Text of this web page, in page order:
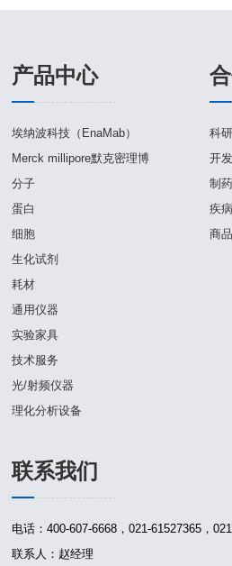
纯化填料
仪器
离心
分析类
产品中心
埃纳波科技（EnaMab）
Merck millipore默克密理博
分子
蛋白
细胞
生化试剂
耗材
通用仪器
实验家具
技术服务
光/射频仪器
理化分析设备
科
开
制药
疾
商
联系我们
电话：400-607-6668，021-61527365，
联系人：赵经理